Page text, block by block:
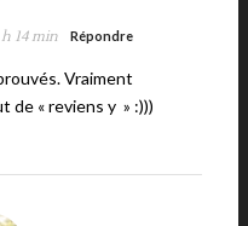
14 min Répondre
Vraiment
de « reviens y » :)))